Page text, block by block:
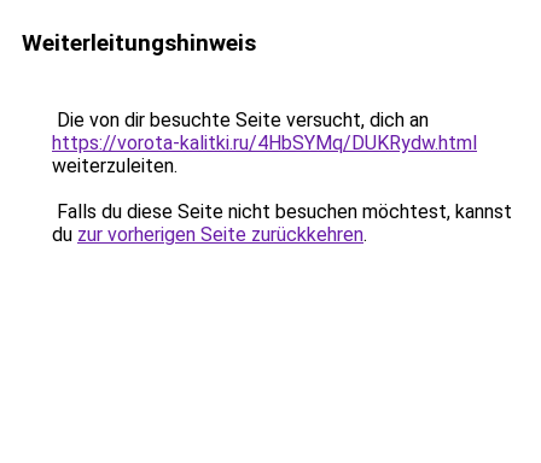
Weiterleitungshinweis
Die von dir besuchte Seite versucht, dich an
https://vorota-kalitki.ru/4HbSYMq/DUKRydw.html
weiterzuleiten.
Falls du diese Seite nicht besuchen möchtest, kannst
du zur vorherigen Seite zurückkehren.